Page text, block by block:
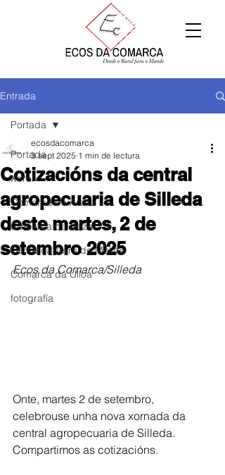
Entrada
Portada
Xeral
Comarca de Arzúa
Comarca de Deza
Comarca Terra de Melide
Comarca da Ulloa
fotografía
Portada
Cotizacións da central
agropecuaria de Silleda
deste martes, 2 de
setembro 2025
ecosdacomarca
3 sept 2025 1 min de lectura
Ecos da Comarca/Silleda
Onte, martes 2 de setembro,
celebrouse unha nova xornada da
central agropecuaria de Silleda.
Compartimos as cotizacións.